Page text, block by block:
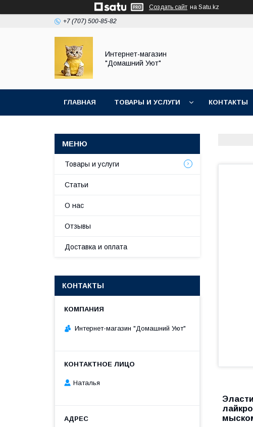
Создать сайт на Satu.kz
+7 (707) 500-85-82
Интернет-магазин
"Домашний Уют"
ГЛАВНАЯ ТОВАРЫ И УСЛУГИ КОНТАКТЫ
Товары и услуги
Статьи
О нас
Отзывы
Доставка и оплата
КОНТАКТЫ
Интернет-магазин "Домашний Уют"
Наталья